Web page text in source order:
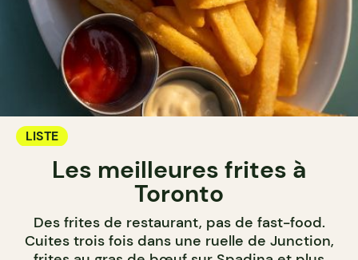
LISTE
Les meilleures frites à
Toronto
Des frites de restaurant, pas de fast-food.
Cuites trois fois dans une ruelle de Junction,